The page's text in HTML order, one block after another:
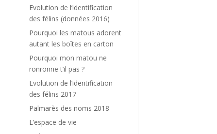
Evolution de l’identification
des félins (données 2016)
Pourquoi les matous adorent
autant les boîtes en carton
Pourquoi mon matou ne
ronronne t’il pas ?
Evolution de l’identification
des félins 2017
Palmarès des noms 2018
L’espace de vie